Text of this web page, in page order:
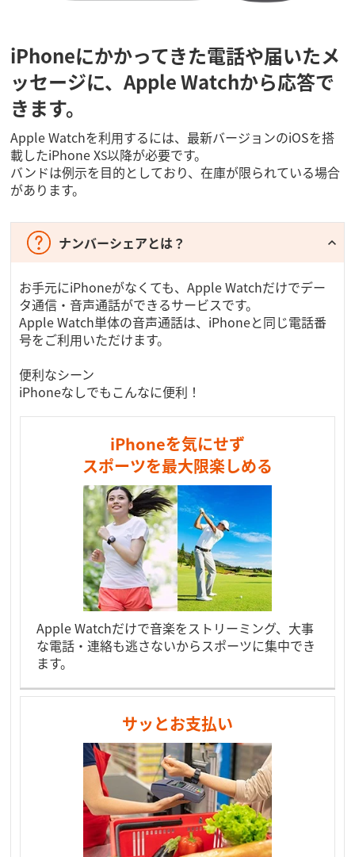
iPhoneにかかってきた電話や届いたメ
ッセージに、Apple Watchから応答で
きます。
Apple Watchを利用するには、最新バージョンのiOSを搭
載したiPhone XS以降が必要です。
バンドは例示を目的としており、在庫が限られている場合
があります。
ナンバーシェアとは？
お手元にiPhoneがなくても、Apple Watchだけでデー
タ通信・音声通話ができるサービスです。
Apple Watch単体の音声通話は、iPhoneと同じ電話番
号をご利用いただけます。
便利なシーン
iPhoneなしでもこんなに便利！
iPhoneを気にせず
スポーツを最大限楽しめる
Apple Watchだけで音楽をストリーミング、大事
な電話・連絡も逃さないからスポーツに集中でき
ます。
サッとお支払い